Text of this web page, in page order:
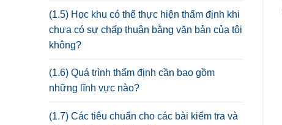
(1.5) Học khu có thể thực hiện thẩm định khi
chưa có sự chấp thuận bằng văn bản của tôi
không?
(1.6) Quá trình thẩm định cần bao gồm
những lĩnh vực nào?
(1.7) Các tiêu chuẩn cho các bài kiểm tra và